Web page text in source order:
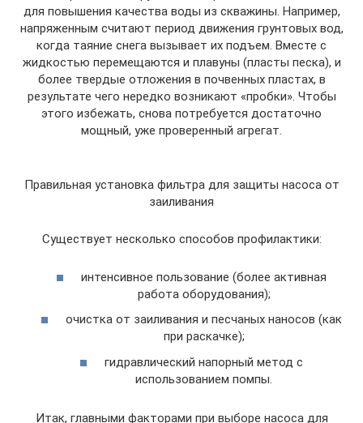
для повышения качества воды из скважины. Например,
напряженным считают период движения грунтовых вод,
когда таяние снега вызывает их подъем. Вместе с
жидкостью перемещаются и плавуны (пласты песка), и
более твердые отложения в почвенных пластах, в
результате чего нередко возникают «пробки». Чтобы
этого избежать, снова потребуется достаточно
мощный, уже проверенный агрегат.
Правильная установка фильтра для защиты насоса от
заиливания
Существует несколько способов профилактики:
интенсивное пользование (более активная
работа оборудования);
очистка от заиливания и песчаных наносов (как
при раскачке);
гидравлический напорный метод с
использованием помпы.
Итак, главными факторами при выборе насоса для